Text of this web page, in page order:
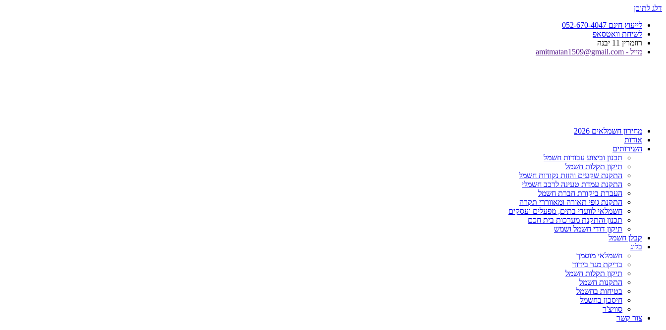
דלג לתוכן
לייעוץ חינם 052-670-4047
לשיחת וואטסאפ
רוזמרין 11 יבנה
מייל - amitmatan1509@gmail.com
מחירון חשמלאים 2026
אודות
השירותים
תכנון וביצוע עבודות חשמל
תיקון תקלות חשמל
התקנת שקעים והזזת נקודות חשמל
התקנת עמדת טעינה לרכב חשמלי
העברת ביקורת חברת חשמל
התקנת גופי תאורה ומאווררי תקרה
חשמלאי לוועדי בתים, מפעלים ועסקים
תכנון והתקנת מערכות בית חכם
תיקון דודי חשמל ושמש
קבלן חשמל
בלוג
חשמלאי מוסמך
בדיקת מגר בידוד
תיקון תקלות חשמל
התקנות חשמל
בטיחות בחשמל
חיסכון בחשמל
סוויצ'ר
צור קשר